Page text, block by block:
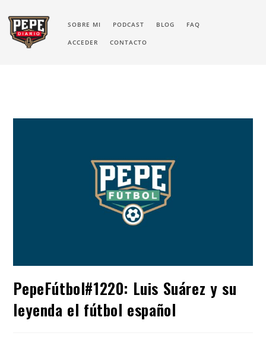
SOBRE MI PODCAST BLOG FAQ
ACCEDER CONTACTO
PepeFútbol#1220: Luis Suárez y su
leyenda el fútbol español